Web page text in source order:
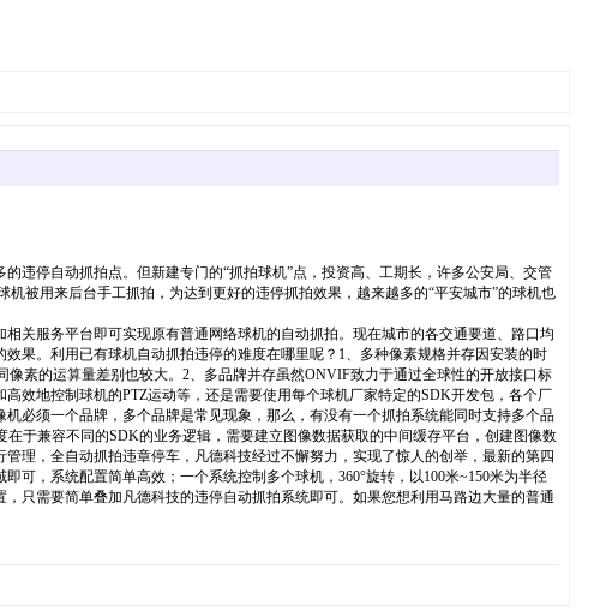
违停自动抓拍点。但新建专门的“抓拍球机”点，投资高、工期长，许多公安局、交管
被用来后台手工抓拍，为达到更好的违停抓拍效果，越来越多的“平安城市”的球机也
关服务平台即可实现原有普通网络球机的自动抓拍。现在城市的各交通要道、路口均
果。利用已有球机自动抓拍违停的难度在哪里呢？1、多种像素规格并存因安装的时
素的运算量差别也较大。2、多品牌并存虽然ONVIF致力于通过全球性的开放接口标
效地控制球机的PTZ运动等，还是需要使用每个球机厂家特定的SDK开发包，各个厂
必须一个品牌，多个品牌是常见现象，那么，有没有一个抓拍系统能同时支持多个品
于兼容不同的SDK的业务逻辑，需要建立图像数据获取的中间缓存平台，创建图像数
理，全自动抓拍违章停车，凡德科技经过不懈努力，实现了惊人的创举，最新的第四
，系统配置简单高效；一个系统控制多个球机，360°旋转，以100米~150米为半径
只需要简单叠加凡德科技的违停自动抓拍系统即可。如果您想利用马路边大量的普通